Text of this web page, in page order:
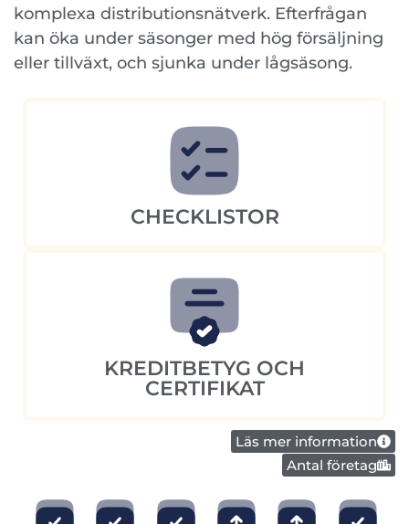
komplexa distributionsnätverk. Efterfrågan
kan öka under säsonger med hög försäljning
eller tillväxt, och sjunka under lågsäsong.
CHECKLISTOR
KREDITBETYG OCH
CERTIFIKAT
Läs mer information
Antal företag